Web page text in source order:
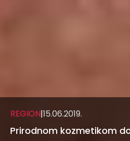
REGION|15.06.2019.
Prirodnom kozmetikom